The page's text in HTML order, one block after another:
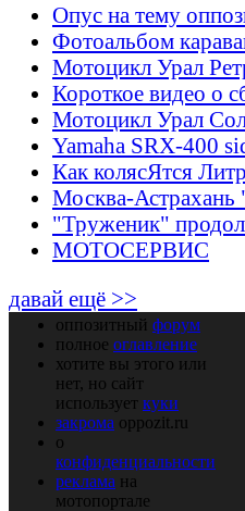
Опус на тему
Фотоальбом
Мотоцикл Урал
Короткое видео о
Мотоцикл Урал
Yamaha SRX-400
Как колясЯтся
Москва-Астрахань
"Труженик"
МОТОСЕРВИС
давай ещё >>
оппозитный форум
полное оглавление
хотите вы этого или
нет, но сайт
использует куки
закрома oppozit.ru
о
конфиденциальности
реклама на
мотопортале